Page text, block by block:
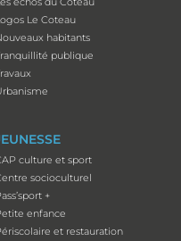
Le Coteau
habitants
publique
culture et sport
socioculturel
+
enfance
et restauration